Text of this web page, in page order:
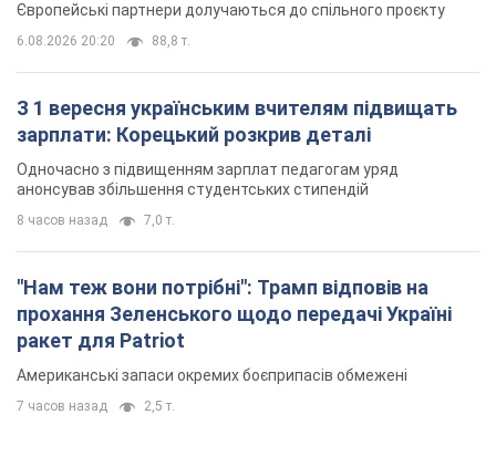
Європейські партнери долучаються до спільного проєкту
6.08.2026 20:20 88,8 т.
З 1 вересня українським вчителям підвищать
зарплати: Корецький розкрив деталі
Одночасно з підвищенням зарплат педагогам уряд
анонсував збільшення студентських стипендій
8 часов назад 7,0 т.
"Нам теж вони потрібні": Трамп відповів на
прохання Зеленського щодо передачі Україні
ракет для Patriot
Американські запаси окремих боєприпасів обмежені
7 часов назад 2,5 т.